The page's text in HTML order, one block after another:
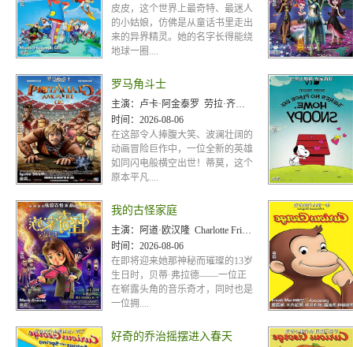
皮皮，这个世界上最奇特、最迷人
的小姑娘，仿佛是从童话书里走出
来的异界精灵。她的名字长得能绕
地球一圈....
罗马角斗士
主演： 卢卡·阿金泰罗 劳拉·齐亚蒂 朱莉安·浩夫
时间： 2026-08-06
在这部令人捧腹大笑、波澜壮阔的
动画冒险巨作中，一位全新的英雄
如同闪电般横空出世！蒂莫，这个
原本平凡....
我的古怪家庭
主演：
阿道·欧汉隆 Charlotte Friels Sarah Aubrey 艾德·伯恩 Semisi
时间： 2026-08-06
在即将迎来她那神秘而璀璨的13岁
生日时，贝蒂·弗拉德——一位正
在崭露头角的音乐奇才，同时也是
一位拥....
好奇的乔治摇摆进入春天